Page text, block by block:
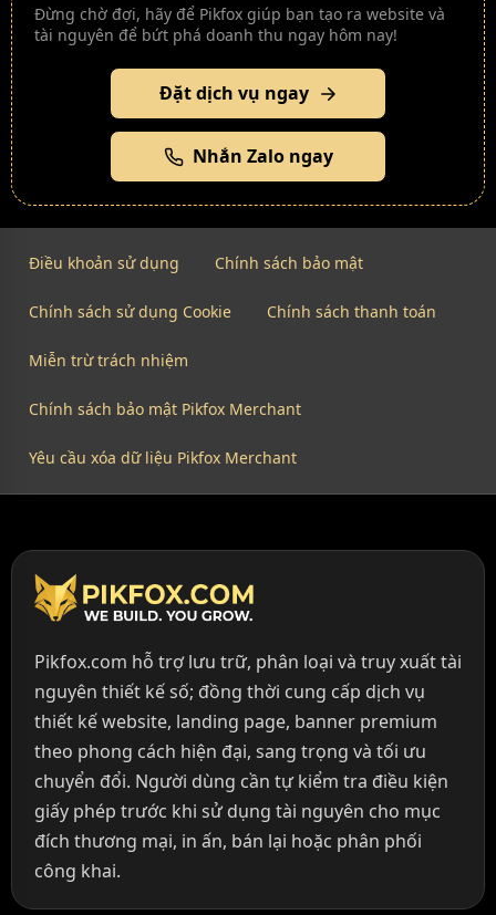
Đừng chờ đợi, hãy để Pikfox giúp bạn tạo ra website và
tài nguyên để bứt phá doanh thu ngay hôm nay!
Đặt dịch vụ ngay
Nhắn Zalo ngay
Điều khoản sử dụng Chính sách bảo mật
Chính sách sử dụng Cookie Chính sách thanh toán
Miễn trừ trách nhiệm
Chính sách bảo mật Pikfox Merchant
Yêu cầu xóa dữ liệu Pikfox Merchant
Pikfox.com hỗ trợ lưu trữ, phân loại và truy xuất tài
nguyên thiết kế số; đồng thời cung cấp dịch vụ
thiết kế website, landing page, banner premium
theo phong cách hiện đại, sang trọng và tối ưu
chuyển đổi. Người dùng cần tự kiểm tra điều kiện
giấy phép trước khi sử dụng tài nguyên cho mục
đích thương mại, in ấn, bán lại hoặc phân phối
công khai.